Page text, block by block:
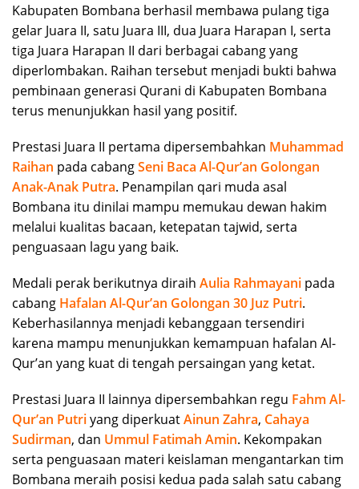
Kabupaten Bombana berhasil membawa pulang tiga
gelar Juara II, satu Juara III, dua Juara Harapan I, serta
tiga Juara Harapan II dari berbagai cabang yang
diperlombakan. Raihan tersebut menjadi bukti bahwa
pembinaan generasi Qurani di Kabupaten Bombana
terus menunjukkan hasil yang positif.
Prestasi Juara II pertama dipersembahkan Muhammad
Raihan pada cabangSeni Baca Al-Qur’an Golongan
Anak-Anak Putra. Penampilan qari muda asal
Bombana itu dinilai mampu memukau dewan hakim
melalui kualitas bacaan, ketepatan tajwid, serta
penguasaan lagu yang baik.
Medali perak berikutnya diraih Aulia Rahmayani pada
cabang Hafalan Al-Qur’an Golongan 30 Juz Putri.
Keberhasilannya menjadi kebanggaan tersendiri
karena mampu menunjukkan kemampuan hafalan Al-
Qur’an yang kuat di tengah persaingan yang ketat.
Prestasi Juara II lainnya dipersembahkan regu Fahm Al-
Qur’an Putriyang diperkuatAinun Zahra, Cahaya
Sudirman, dan Ummul Fatimah Amin. Kekompakan
serta penguasaan materi keislaman mengantarkan tim
Bombana meraih posisi kedua pada salah satu cabang